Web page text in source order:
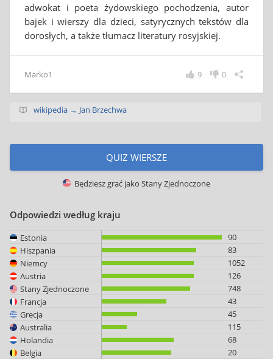
adwokat i poeta żydowskiego pochodzenia, autor
bajek i wierszy dla dzieci, satyrycznych tekstów dla
dorosłych, a także tłumacz literatury rosyjskiej.
Marko1 0
9
wikipedia → Jan Brzechwa
QUIZ WIERSZE
Będziesz grać jako Stany Zjednoczone
Odpowiedzi według kraju
Estonia
90
Hiszpania
83
Niemcy
1052
Austria
126
Stany Zjednoczone
748
Francja
43
Grecja
45
Australia
115
Holandia
68
Belgia
20